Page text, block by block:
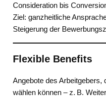
Consideration bis
Ziel: ganzheitliche
Steigerung der
Flexible Benefits
Angebote des Arbeitgebers,
wählen können – z. B.